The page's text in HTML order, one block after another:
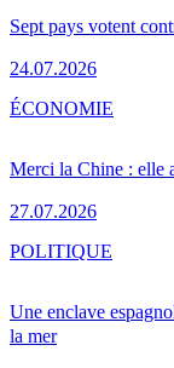
Sept pays votent
24.07.2026
Merci la Chine : elle
27.07.2026
ÉCONOMIE
Une enclave
la mer
POLITIQUE